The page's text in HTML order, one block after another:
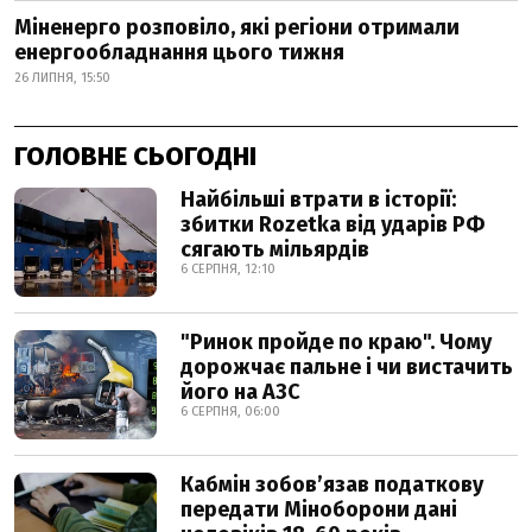
Міненерго розповіло, які регіони отримали
енергообладнання цього тижня
26 ЛИПНЯ, 15:50
ГОЛОВНЕ СЬОГОДНІ
Найбільші втрати в історії:
збитки Rozetka від ударів РФ
сягають мільярдів
6 СЕРПНЯ, 12:10
"Ринок пройде по краю". Чому
дорожчає пальне і чи вистачить
його на АЗС
6 СЕРПНЯ, 06:00
Кабмін зобовʼязав податкову
передати Міноборони дані